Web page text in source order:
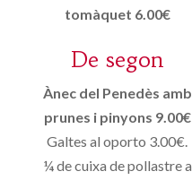
tomàquet 6.00€
De segon
Ànec del Penedès amb
prunes i pinyons 9.00€
Galtes al oporto 3.00€.
¼ de cuixa de pollastre a